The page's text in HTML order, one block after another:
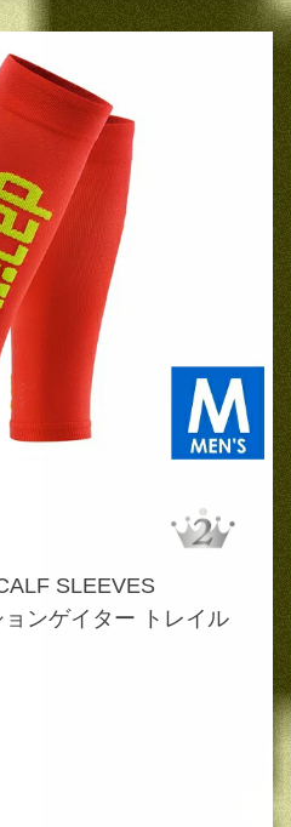
SLEEVES
ンゲイター トレイル